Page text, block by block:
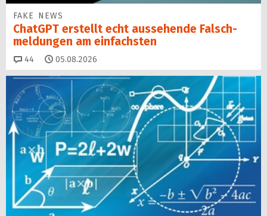
FAKE NEWS
ChatGPT erstellt echt aussehende Falsch­
mel­dungen am einfachsten
44 Kommentare
05.08.2026